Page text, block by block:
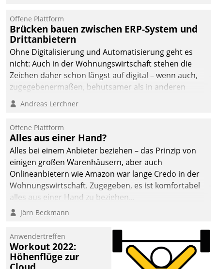
Offene Plattform
Brücken bauen zwischen ERP-System und
Drittanbietern
Ohne Digitalisierung und Automatisierung geht es
nicht: Auch in der Wohnungswirtschaft stehen die
Zeichen daher schon längst auf digital – wenn auch,
zugegebenermaßen, behutsamer als in anderen
Branchen.
Andreas Lerchner
Offene Plattform
Alles aus einer Hand?
Alles bei einem Anbieter beziehen – das Prinzip von
einigen großen Warenhäusern, aber auch
Onlineanbietern wie Amazon war lange Credo in der
Wohnungswirtschaft. Zugegeben, es ist komfortabel
alles aus einer Hand zu beziehen...
Jörn Beckmann
Anwendertreffen
Workout 2022:
Höhenflüge zur